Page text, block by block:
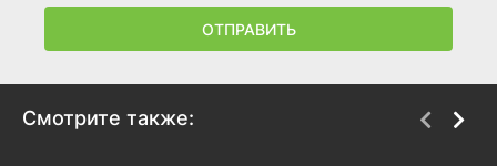
ОТПРАВИТЬ
Смотрите также: